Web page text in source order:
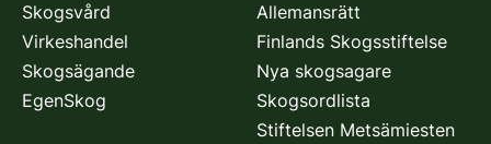
Skogsvård
Virkeshandel
Skogsägande
EgenSkog
Allemansrätt
Finlands Skogsstiftelse
Nya skogsagare
Skogsordlista
Stiftelsen Metsämiesten